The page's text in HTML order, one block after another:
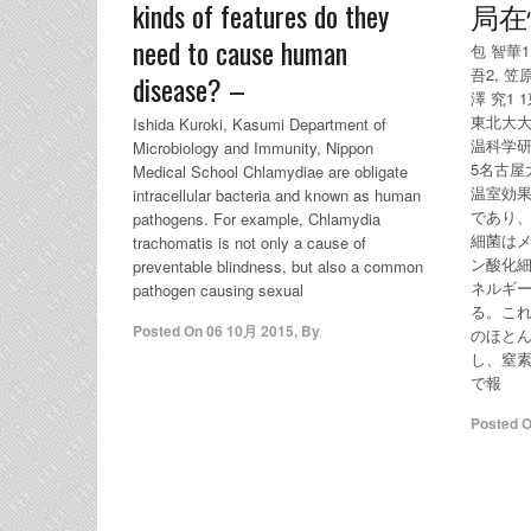
kinds of features do they
need to cause human
disease? –
Ishida Kuroki, Kasumi Department of
Microbiology and Immunity, Nippon
Medical School Chlamydiae are obligate
intracellular bacteria and known as human
pathogens. For example, Chlamydia
trachomatis is not only a cause of
preventable blindness, but also a common
pathogen causing sexual
Posted On06 10月 2015, By
局
包 智華
吾2, 笠
澤 究1
東北大
温科学
5名古
温室効
であり
細菌は
ン酸化
ネルギ
る。こ
のほと
し、窒
で報
Posted